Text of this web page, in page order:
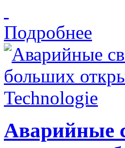
Подробнее
Аварийные